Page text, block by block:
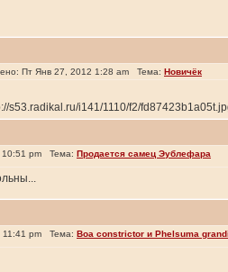
Пт Янв 27, 2012 1:28 am Тема: Новичёк
s53.radikal.ru/i141/1110/f2/
10:51 pm Тема: Продается самец Эублефара
11:41 pm Тема: Boa constrictor и Phelsuma